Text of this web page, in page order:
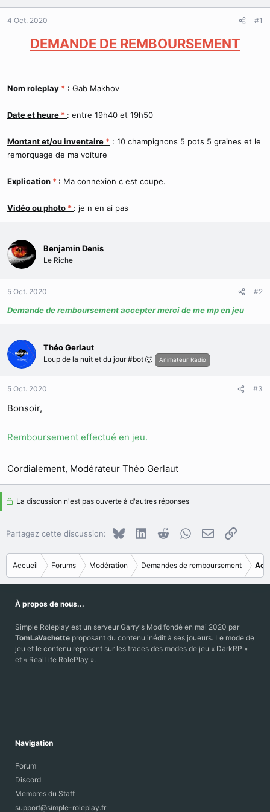
r
d
s
s
i
u
4 Oct. 2020 #1
DEMANDE DE REMBOURSEMENT
Nom roleplay * : Gab Makhov
Date et heure * : entre 19h40 et 19h50
Montant et/ou inventaire * : 10 champignons 5 pots 5 graines et le
remorquage de ma voiture
Explication * : Ma connexion c est coupe.
Vidéo ou photo * : je n en ai pas
Benjamin Denis
Le Riche
5 Oct. 2020 #2
Demande de remboursement accepter merci de me mp en jeu
Théo Gerlaut
Loup de la nuit et du jour #bot 🐺 Animateur Radio
5 Oct. 2020 #3
Bonsoir,
Remboursement effectué en jeu.
Cordialement, Modérateur Théo Gerlaut
La discussion n'est pas ouverte à d'autres réponses
Partagez cette discussion: Bluesky LinkedInRedditWhatsApp
E-mailCopier
Accueil Forums Modération Demandes de remboursement
À propos de nous...
Simple Roleplay est un serveur Garry's Mod fondé en mai 2020 par
TomLaVachette proposant du contenu inédit à ses joueurs. Le mode de
jeu et le contenu reposent sur les traces des modes de jeu « DarkRP »
et « RealLife RolePlay ».
Navigation
Forum
Discord
Membres du Staff
support@simple-roleplay.fr